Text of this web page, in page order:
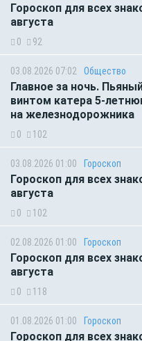
Гороскоп для всех
августа
0 92
03.08.2026 07:02 Общество
Главное за ночь.
винтом катера 5-
на железнодорожника
0 102
03.08.2026 01:00 Гороскоп
Гороскоп для всех
августа
0 102
02.08.2026 01:00 Гороскоп
Гороскоп для всех
августа
0 118
01.08.2026 01:00 Гороскоп
Гороскоп для всех